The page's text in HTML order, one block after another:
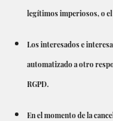
legítimos imperiosos, o el
Los interesados ​​e
automatizado a otro
RGPD.
En el momento de la